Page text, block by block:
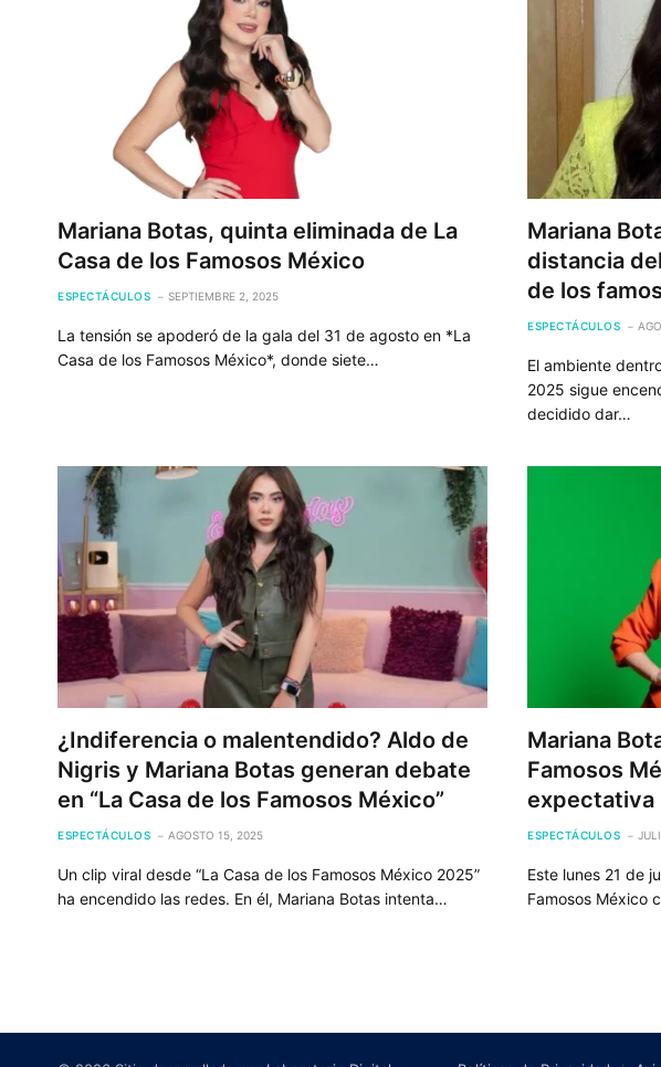
Mariana Botas, quinta eliminada de La
Casa de los Famosos México
ESPECTÁCULOS SEPTIEMBRE 2, 2025
La tensión se apoderó de la gala del 31 de agosto en *La
Casa de los Famosos México*, donde siete…
Mariana
distancia
de los
ESPECTÁCULOS
El ambiente
2025 sigue
decidido dar…
¿Indiferencia o malentendido? Aldo de
Nigris y Mariana Botas generan debate
en “La Casa de los Famosos México”
ESPECTÁCULOS AGOSTO 15, 2025
Un clip viral desde “La Casa de los Famosos México 2025”
ha encendido las redes. En él, Mariana Botas intenta…
Mariana
Famosos
expectativa
ESPECTÁCULOS
Este lunes 21 de
Famosos México